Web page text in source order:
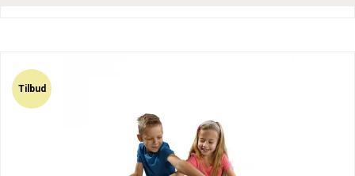
Tilbud